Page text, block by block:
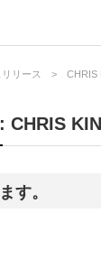
リース CHRIS
CHRIS
す。